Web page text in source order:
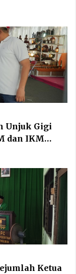
Unjuk Gigi
dan IKM
Ketua